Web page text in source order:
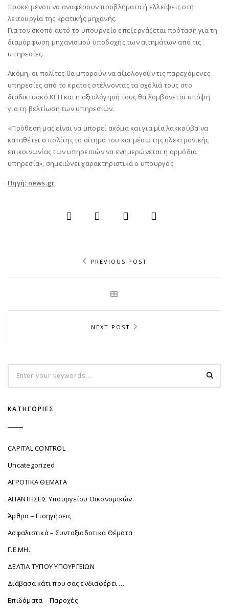
προκειμένου να αναφέρουν προβλήματα ή ελλείψεις στη
λειτουργία της κρατικής μηχανής.
Για τον σκοπό αυτό το υπουργείο επεξεργάζεται πρόταση για τη
διαμόρφωση μηχανισμού υποδοχής των αιτημάτων από τις
υπηρεσίες.
Ακόμη, οι πολίτες θα μπορούν να αξιολογούν τις παρεχόμενες
υπηρεσίες από το κράτος στέλνοντας τα σχόλιά τους στο
διαδικτυακό ΚΕΠ και η αξιολόγησή τους θα λαμβάνεται υπόψη
για τη βελτίωση των υπηρεσιών.
«Πρόθεσή μας είναι να μπορεί ακόμα και για μία λακκούβα να
καταθέτει ο πολίτης το αίτημά του και μέσω της ηλεκτρονικής
επικοινωνίας των υπηρεσιών να ενημερώνεται η αρμόδια
υπηρεσία», σημειώνει χαρακτηριστικά ο υπουργός.
Πηγή: news.gr
PREVIOUS POST
NEXT POST
ΚΑΤΗΓΟΡΊΕΣ
CAPITAL CONTROL
Uncategorized
ΑΓΡΟΤΙΚΑ ΘΕΜΑΤΑ
ΑΠΑΝΤΗΣΕΙΣ Υπουργείου Οικονομικών
Άρθρα – Εισηγήσεις
Ασφαλιστικά – Συνταξιοδοτικά Θέματα
Γ.Ε.ΜΗ.
ΔΕΛΤΙΑ ΤΥΠΟΥ ΥΠΟΥΡΓΕΙΩΝ
Διάβασα κάτι που σας ενδιαφέρει …
Επιδόματα – Παροχές